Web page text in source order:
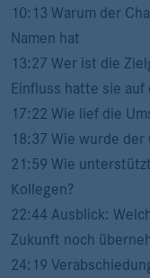
10:13 Warum der
Namen hat
13:27 Wer ist die
Einfluss hatte sie
17:22 Wie lief die
18:37 Wie wurde
21:59 Wie
Kollegen?
22:44 Ausblick:
Zukunft noch
24:19